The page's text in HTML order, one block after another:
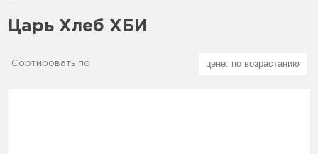
Царь Хлеб ХБИ
Сортировать по